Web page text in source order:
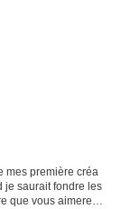
mes première créa
je saurait fondre les
que vous aimerez